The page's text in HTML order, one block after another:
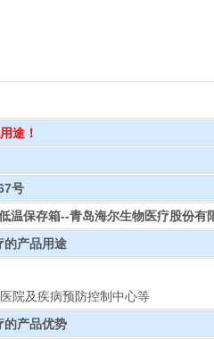
途！
号
保存箱--青岛海尔生物医疗股份有
的产品用途
院及疾病预防控制中心等
的产品优势